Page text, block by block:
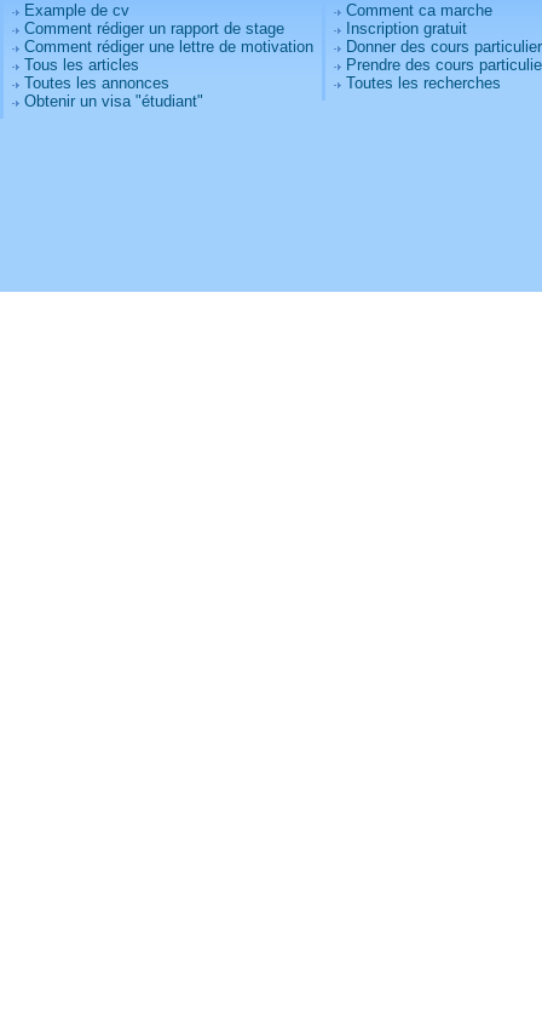
Example de cv
Comment rédiger un rapport de stage
Comment rédiger une lettre de motivation
Tous les articles
Toutes les annonces
Obtenir un visa "étudiant"
Comment ca marche
Inscription gratuit
Donner des cours
Prendre des cours
Toutes les recherches